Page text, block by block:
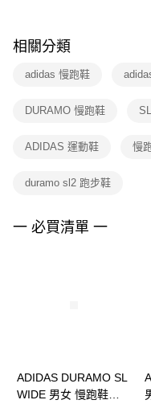
※ 交易是否成功請以「AFTEE
是否繳費成功／繳費後需取消
客戶支援中心」https://
１．透過由恩沛科技股份有限
權轉讓予恩沛科技股份有限公
３．未成年的使用者請事先徵
４．使用「AFTEE先享後付」
相關分類
adidas 慢跑鞋
DURAMO 慢跑鞋
ADIDAS 運動鞋 慢
duramo sl2 跑步鞋
一 必買清單 一
ADIDAS DURAMO SL
WIDE 男女 慢跑鞋